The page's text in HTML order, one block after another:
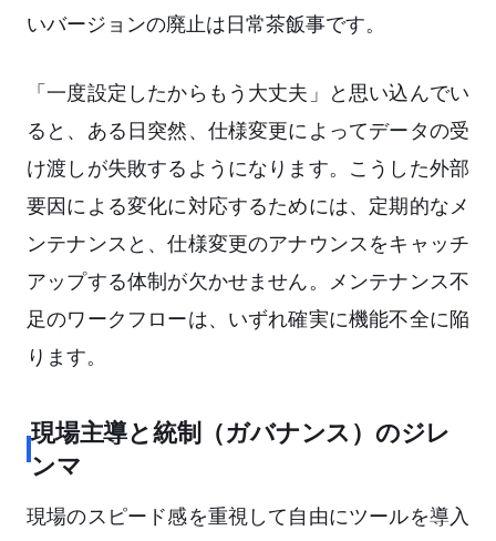
いバージョンの廃止は日常茶飯事です。
「一度設定したからもう大丈夫」と思い込んでい
ると、ある日突然、仕様変更によってデータの受
け渡しが失敗するようになります。こうした外部
要因による変化に対応するためには、定期的なメ
ンテナンスと、仕様変更のアナウンスをキャッチ
アップする体制が欠かせません。メンテナンス不
足のワークフローは、いずれ確実に機能不全に陥
ります。
現場主導と統制（ガバナンス）のジレ
ンマ
現場のスピード感を重視して自由にツールを導入